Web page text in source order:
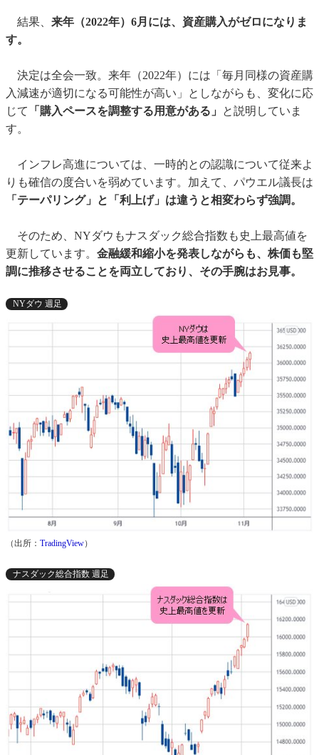
結果、 来年（2022年）6月には、資産購入がゼロになりま
す。
決定は全会一致。来年（2022年）には「毎月同様の資産購
入減速が適切になる可能性が高い」としながらも、変化に応
じて
「購入ペースを調整する用意がある」
と説明していま
す。
インフレ高進については、一時的との認識について従来よ
りも確信の度合いを弱めています。加えて、パウエル議長は
「テーパリング」と「利上げ」は違うと相変わらず強調。
そのため、NYダウもナスダック総合指数も史上最高値を
更新しています。 金融緩和縮小を発表しながらも、株価も堅
調に推移させることを両立しており、その手腕はお見事。
NYダウ 週足
（出所： TradingView）
ナスダック総合指数 週足